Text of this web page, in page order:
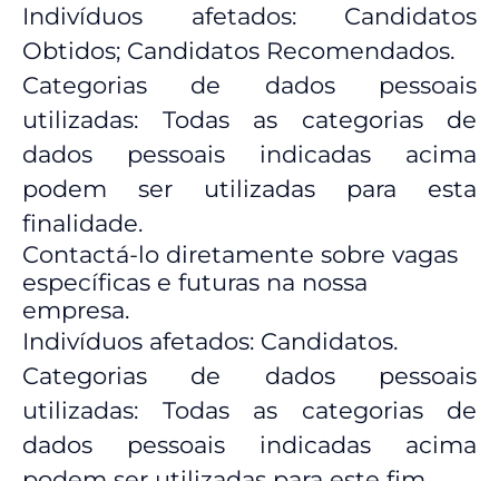
Indivíduos afetados: Candidatos
Obtidos; Candidatos Recomendados.
Categorias de dados pessoais
utilizadas: Todas as categorias de
dados pessoais indicadas acima
podem ser utilizadas para esta
finalidade.
Contactá-lo diretamente sobre vagas
específicas e futuras na nossa
empresa.
Indivíduos afetados: Candidatos.
Categorias de dados pessoais
utilizadas: Todas as categorias de
dados pessoais indicadas acima